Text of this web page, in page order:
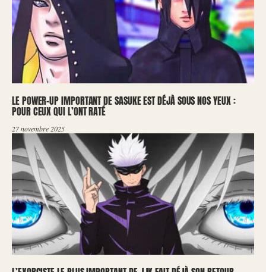
LE POWER-UP IMPORTANT DE SASUKE EST DÉJÀ SOUS NOS YEUX :
POUR CEUX QUI L’ONT RATÉ
27 novembre 2025